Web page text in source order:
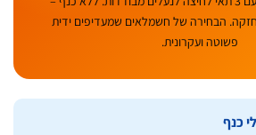
הבחירה של חשמלאים שמעדיפים ידית
ועקרונית.